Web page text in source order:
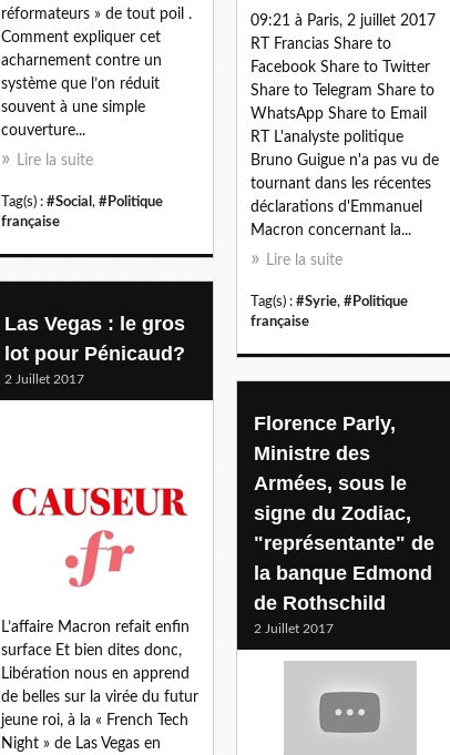
réformateurs » de tout poil .
Comment expliquer cet
acharnement contre un
système que l’on réduit
souvent à une simple
couverture...
Lire la suite
Tag(s) : #Social , #Politique
française
09:21 à Paris, 2 juillet 2017
RT Francias Share to
Facebook Share to Twitter
Share to Telegram Share to
WhatsApp Share to Email
RT L'analyste politique
Bruno Guigue n'a pas vu de
tournant dans les récentes
déclarations d'Emmanuel
Macron concernant la...
Lire la suite
Tag(s) : #Syrie, #Politique
française
Las Vegas : le gros
lot pour Pénicaud?
2 Juillet 2017
L’affaire Macron refait enfin
surface Et bien dites donc,
Libération nous en apprend
de belles sur la virée du futur
jeune roi, à la « French Tech
Night » de Las Vegas en
Florence Parly,
Ministre des
Armées, sous le
signe du Zodiac,
"représentante" de
la banque Edmond
de Rothschild
2 Juillet 2017